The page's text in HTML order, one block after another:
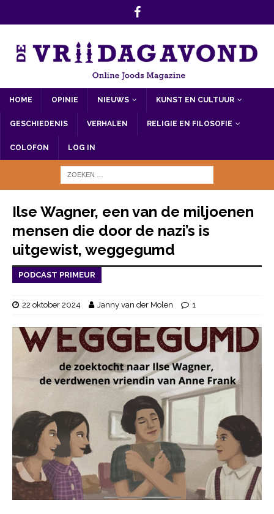
HOME OPINIE NIEUWS KUNST EN CULTUUR
GESCHIEDENIS VERHALEN RELIGIE EN FILOSOFIE
COLOFON LOG IN
Ilse Wagner, een van de miljoenen
mensen die door de nazi’s is
uitgewist, weggegumd
PODCAST PRIMEUR
22 oktober 2024 Janny van der Molen 1